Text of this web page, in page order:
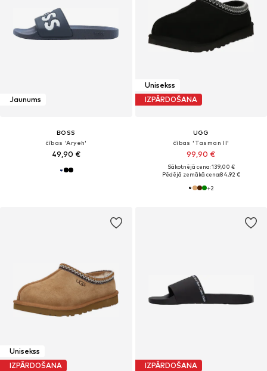
Jaunums
BOSS
čības 'Aryeh'
49,90 €
Unisekss
IZPĀRDOŠANA
UGG
čības 'Tasman II'
99,90 €
Sākotnējā cena: 139,00 €
Pēdējā zemākā cena:84,92 €
+2
Unisekss
IZPĀRDOŠANA
IZPĀRDOŠANA